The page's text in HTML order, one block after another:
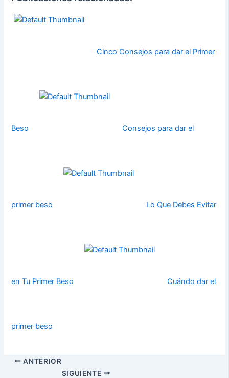
Cinco Consejos para dar el Primer
Beso Consejos para dar el
primer beso Lo Que Debes Evitar
en Tu Primer Beso Cuándo dar el
primer beso
ANTERIOR
SIGUIENTE